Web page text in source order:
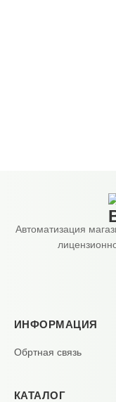
Автоматизация
ИНФОРМАЦИЯ
Обртная связь
КАТАЛОГ